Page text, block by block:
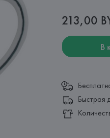
213,00
В
Быстрая